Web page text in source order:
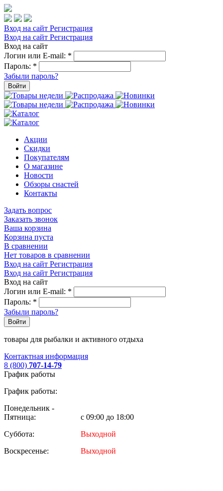
Вход на сайт Регистрация
Вход на сайт Регистрация
Вход на сайт
Логин или E-mail: *
Пароль: *
Забыли пароль?
Войти
Акции
Скидки
Покупателям
О магазине
Новости
Обзоры снастей
Контакты
Задать вопрос
Заказать звонок
Ваша корзина
Корзина пуста
В сравнении
Нет товаров в сравнении
Вход на сайт Регистрация
Вход на сайт Регистрация
Вход на сайт
Логин или E-mail: *
Пароль: *
Забыли пароль?
Войти
товары для рыбалки и активного отдыха
Контактная информация
8 (800) 707-14-79
График работы
График работы:
Понедельник -
Пятница:
с 09:00 до 18:00
Суббота:
Выходной
Воскресенье:
Выходной